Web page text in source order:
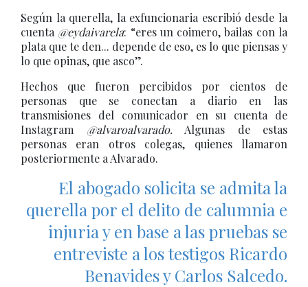
Según la querella, la exfuncionaria escribió desde la
cuenta @eydaivarela: “eres un coimero, bailas con la
plata que te den... depende de eso, es lo que piensas y
lo que opinas, que asco”.
Hechos que fueron percibidos por cientos de
personas que se conectan a diario en las
transmisiones del comunicador en su cuenta de
Instagram @alvaroalvarado.Algunas de estas
personas eran otros colegas, quienes llamaron
posteriormente a Alvarado.
El abogado solicita se admita la
querella por el delito de calumnia e
injuria y en base a las pruebas se
entreviste a los testigos Ricardo
Benavides y Carlos Salcedo.